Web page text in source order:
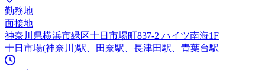
勤務地
面接地
神奈川県横浜市緑区十日市場町837-2 ハイツ南海1F
十日市場(神奈川)駅、田奈駅、長津田駅、青葉台駅